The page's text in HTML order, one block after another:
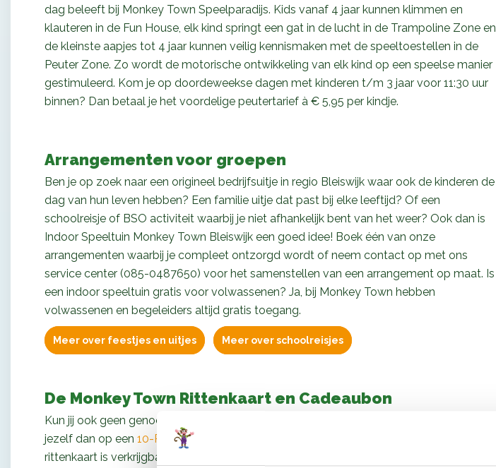
dag beleeft bij Monkey Town Speelparadijs. Kids vanaf 4 jaar kunnen klimmen en
klauteren in de Fun House, elk kind springt een gat in de lucht in de Trampoline Zone en
de kleinste aapjes tot 4 jaar kunnen veilig kennismaken met de speeltoestellen in de
Peuter Zone. Zo wordt de motorische ontwikkeling van elk kind op een speelse manier
gestimuleerd. Kom je op doordeweekse dagen met kinderen t/m 3 jaar voor 11:30 uur
binnen? Dan betaal je het voordelige peutertarief à € 5,95 per kindje.
Arrangementen voor groepen
Ben je op zoek naar een origineel bedrijfsuitje in regio Bleiswijk waar ook de kinderen de
dag van hun leven hebben? Een familie uitje dat past bij elke leeftijd? Of een
schoolreisje of BSO activiteit waarbij je niet afhankelijk bent van het weer? Ook dan is
Indoor Speeltuin Monkey Town Bleiswijk een goed idee! Boek één van onze
arrangementen waarbij je compleet ontzorgd wordt of neem contact op met ons
service center (085-0487650) voor het samenstellen van een arrangement op maat. Is
een indoor speeltuin gratis voor volwassenen? Ja, bij Monkey Town hebben
volwassenen en begeleiders altijd gratis toegang.
Meer over feestjes en uitjes Meer over schoolreisjes
De Monkey Town Rittenkaart en Cadeaubon
Kun jij ook geen genoeg krijgen van Indoor Speeltuin Monkey Town Bleiswijk? Trakteer
jezelf dan op een 10-Rittenkaart
rittenkaart is verkrijgbaar aan de kassa in het park, is niet persoonsgebonden en